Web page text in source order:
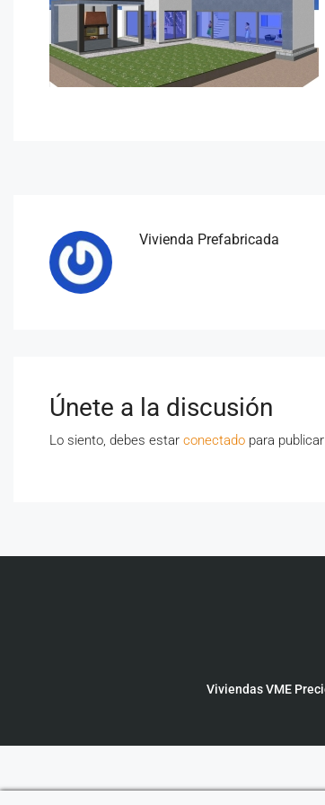
Vivienda Prefabricada
Únete a la discusión
Lo siento, debes estar conectado para
Viviendas VME